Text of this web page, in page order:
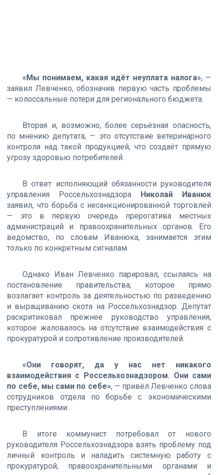
«Мы понимаем, какая идёт неуплата налога», —
заявил Левченко, обозначив первую часть проблемы
— колоссальные потери для регионального бюджета.
Вторая и, возможно, более серьёзная опасность,
по мнению депутата, — это отсутствие ветеринарного
контроля над такой продукцией, что создаёт прямую
угрозу здоровью потребителей.
В ответ исполняющий обязанности руководителя
управления Россельхознадзора Николай Иванюк
заявил, что борьба с несанкционированной торговлей
— это в первую очередь прерогатива местных
администраций и правоохранительных органов. Его
ведомство, по словам Иванюка, занимается этим
только по конкретным сигналам.
Однако Иван Левченко парировал, ссылаясь на
постановление правительства, которое прямо
возлагает контроль за деятельностью по разведению
и выращиванию скота на Россельхознадзор. Депутат
раскритиковал прежнее руководство управления,
которое жаловалось на отсутствие взаимодействия с
прокуратурой и сопротивление производителей.
«Они говорят, да у нас нет никакого
взаимодействия с Россельхознадзором. Они сами
по себе, мы сами по себе», — привёл Левченко слова
сотрудников отдела по борьбе с экономическими
преступлениями.
В итоге коммунист потребовал от нового
руководителя Россельхознадзора взять проблему под
личный контроль и наладить системную работу с
прокуратурой, правоохранительными органами и